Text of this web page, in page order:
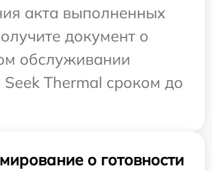
акта выполненных
документ о
обслуживании
Seek Thermal сроком до
о готовности